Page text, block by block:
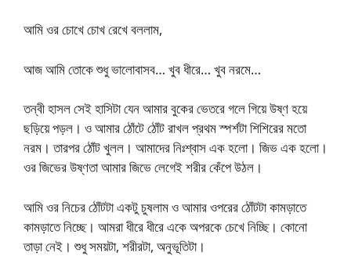
আমি ওর চোখে চোখ রেখে বললাম,
আজ আমি তোকে শুধু ভালোবাসব… খুব ধীরে… খুব নরমে…
তন্বী হাসল সেই হাসিটা যেন আমার বুকের ভেতরে গলে গিয়ে উষ্ণ হয়ে
ছড়িয়ে পড়ল। ও আমার ঠোঁটে ঠোঁট রাখল প্রথম স্পর্শটা শিশিরের মতো
নরম। তারপর ঠোঁট খুলল। আমাদের নিঃশ্বাস এক হলো। জিভ এক হলো।
ওর জিভের উষ্ণতা আমার জিভে লেগেই শরীর কেঁপে উঠল।
আমি ওর নিচের ঠোঁটটা একটু চুষলাম ও আমার ওপরের ঠোঁটটা কামড়াতে
কামড়াতে নিচ্ছে। আমরা ধীরে ধীরে একে অপরকে চেখে নিচ্ছি। কোনো
তাড়া নেই। শুধু সময়টা, শরীরটা, অনুভূতিটা।